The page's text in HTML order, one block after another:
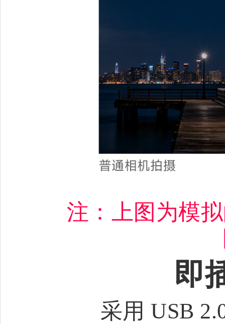
注：上图为模
即
采用 USB